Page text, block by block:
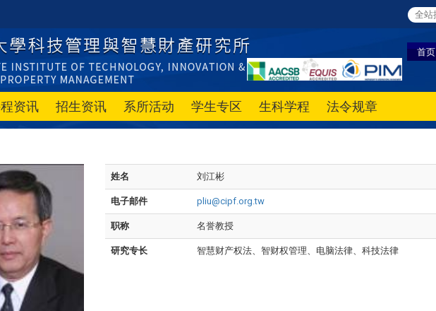
首页
资讯 招生资讯 系所活动 学生专区 生科学程 法令规章
姓名 刘江彬
电子邮件 pliu@cipf.org.tw
职称 名誉教授
研究专长 智慧财产权法、智财权管理、电脑法律、科技法律